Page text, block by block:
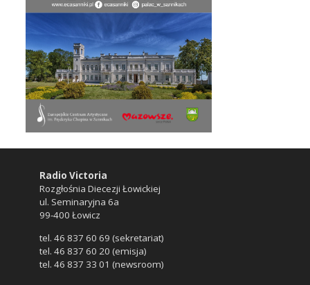
Radio Victoria
Rozgłośnia Diecezji Łowickiej
ul. Seminaryjna 6a
99-400 Łowicz
tel. 46 837 60 69 (sekretariat)
tel. 46 837 60 20 (emisja)
tel. 46 837 33 01 (newsroom)